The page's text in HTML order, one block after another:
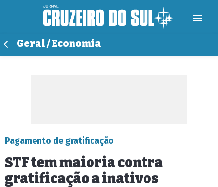
Geral / Economia
Pagamento de gratificação
STF tem maioria contra
gratificação a inativos